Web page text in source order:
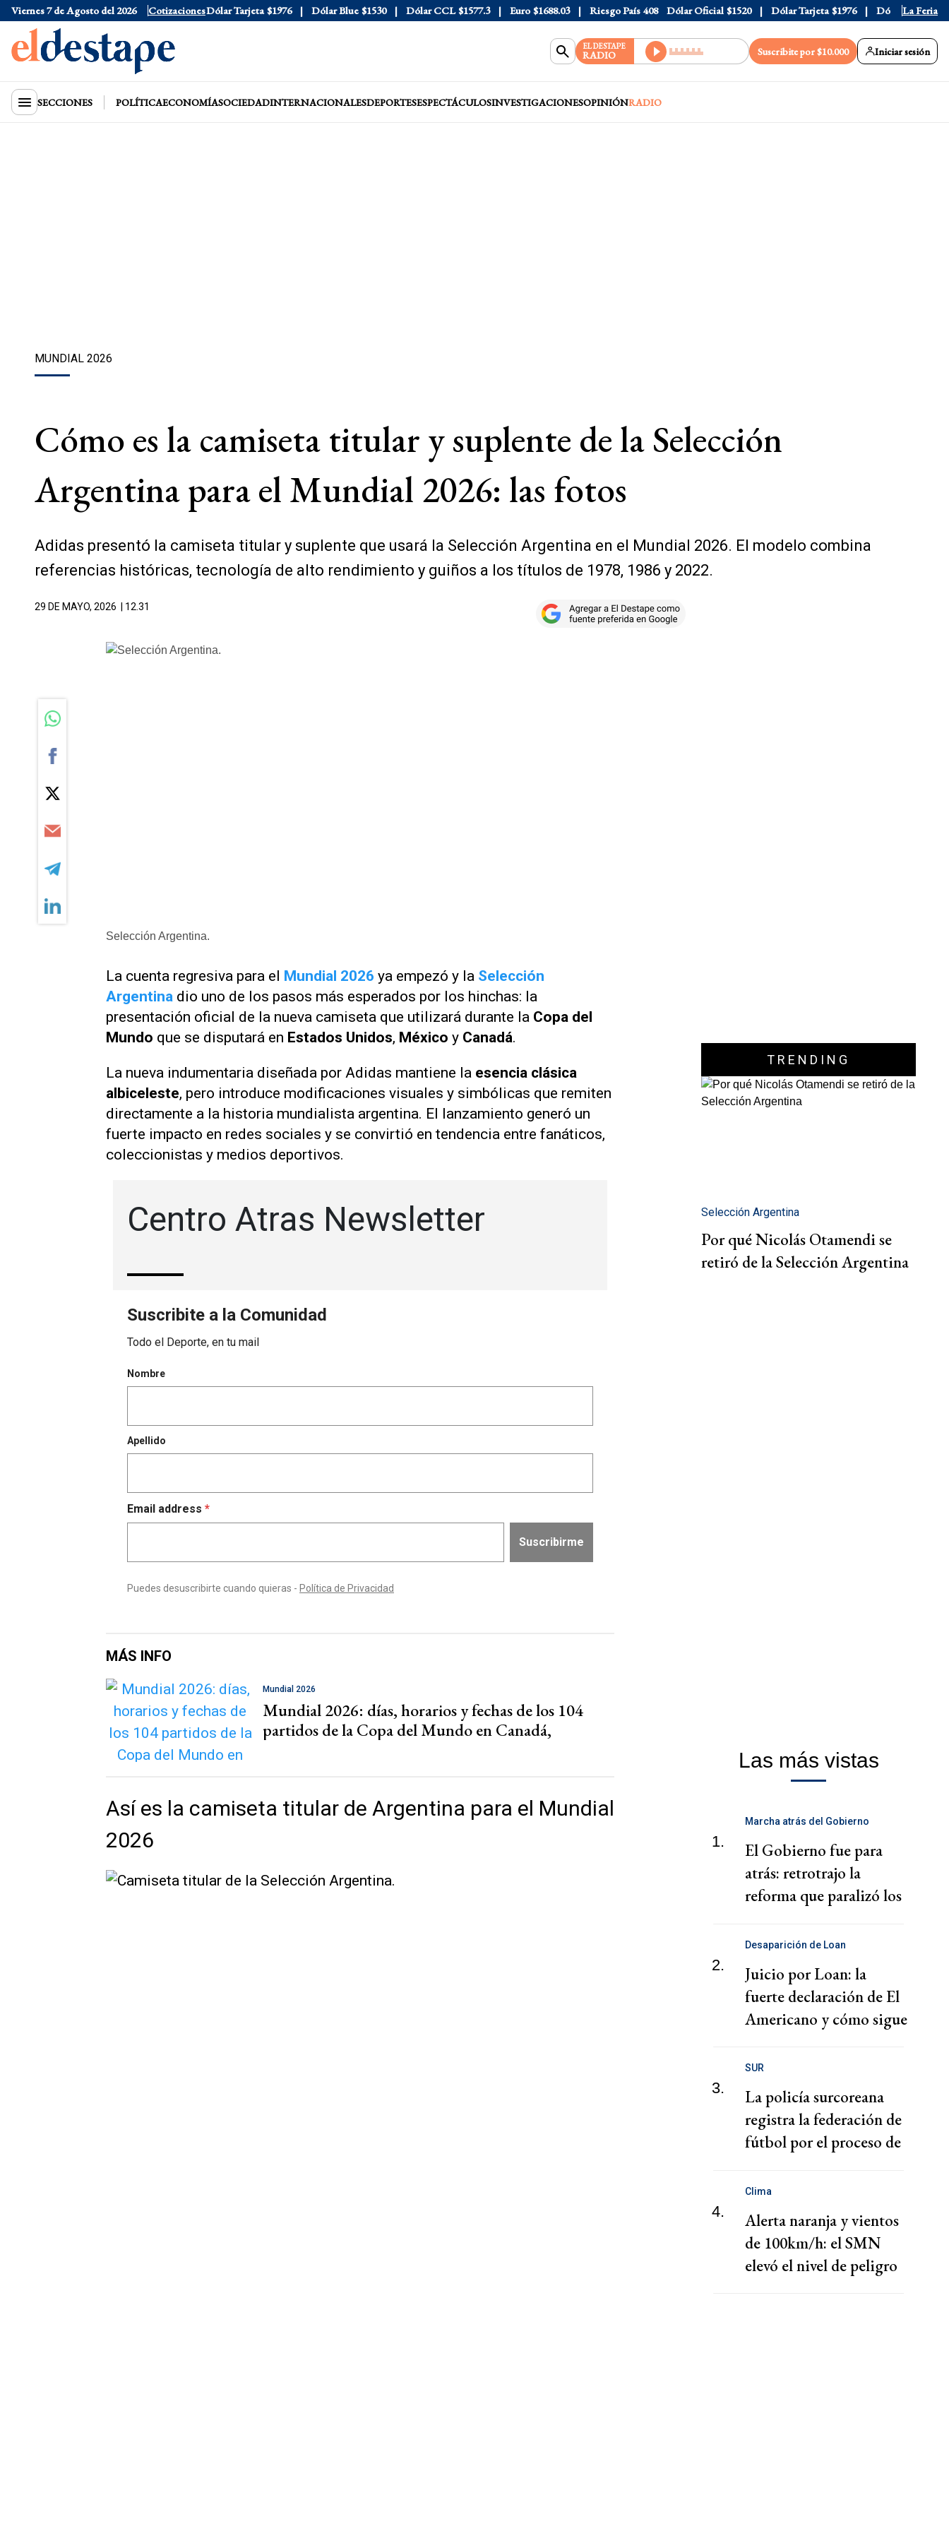
Viernes 7 de Agosto del 2026 Cotizaciones
Dólar Oficial $1520 Dólar Tarjeta $1976 Dólar Blue $1530 Dólar CCL $1577.3 Euro $1688.03 Riesgo País 408 Dólar Oficial $1520 Dólar Tarjeta $1976 Dólar Blue $1530
La Feria
EL DESTAPE
RADIO Suscribite por $10.000 Iniciar sesión
SECCIONES POLÍTICAECONOMÍASOCIEDADINTERNACIONALESDEPORTESESPECTÁCULOSINVESTIGACIONESOPINIÓNRADIO
MUNDIAL 2026
Cómo es la camiseta titular y suplente de la Selección
Argentina para el Mundial 2026: las fotos
Adidas presentó la camiseta titular y suplente que usará la Selección Argentina en el Mundial 2026. El modelo combina
referencias históricas, tecnología de alto rendimiento y guiños a los títulos de 1978, 1986 y 2022.
29 DE MAYO, 2026 | 12.31
Selección Argentina.
La cuenta regresiva para el Mundial 2026 ya empezó y la Selección
Argentina dio uno de los pasos más esperados por los hinchas: la
presentación oficial de la nueva camiseta que utilizará durante la Copa del
Mundo que se disputará en Estados Unidos, México y Canadá.
La nueva indumentaria diseñada por Adidas mantiene la esencia clásica
albiceleste, pero introduce modificaciones visuales y simbólicas que remiten
directamente a la historia mundialista argentina. El lanzamiento generó un
fuerte impacto en redes sociales y se convirtió en tendencia entre fanáticos,
coleccionistas y medios deportivos.
MÁS INFO
Mundial 2026
Mundial 2026: días, horarios y fechas de los 104
partidos de la Copa del Mundo en Canadá,
Así es la camiseta titular de Argentina para el Mundial
2026
TRENDING
Selección Argentina
Por qué Nicolás Otamendi se
retiró de la Selección Argentina
Las más vistas
1.
Marcha atrás del Gobierno
El Gobierno fue para
atrás: retrotrajo la
reforma que paralizó los
2.
Desaparición de Loan
Juicio por Loan: la
fuerte declaración de El
Americano y cómo sigue
3.
SUR
La policía surcoreana
registra la federación de
fútbol por el proceso de
4.
Clima
Alerta naranja y vientos
de 100km/h: el SMN
elevó el nivel de peligro